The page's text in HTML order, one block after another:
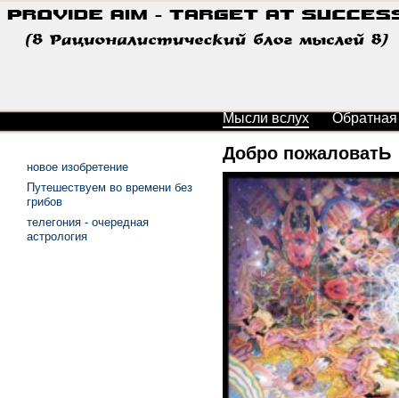
Мысли вслух Обратная
Добро пожаловатЬ
новое изобретение
Путешествуем во времени без
грибов
телегония - очередная
астрология